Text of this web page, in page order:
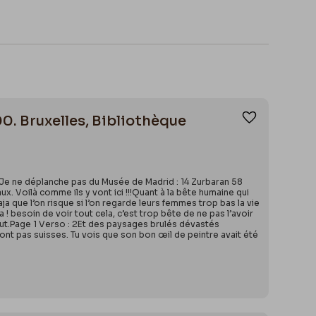
Bruxelles, Bibliothèque
ne déplanche pas du Musée de Madrid : 14 Zurbaran 58
Voilà comme ils y vont ici !!!Quant à la bête humaine qui
que l’on risque si l’on regarde leurs femmes trop bas la vie
besoin de voir tout cela, c’est trop bête de ne pas l’avoir
1 Verso : 2Et des paysages brulés dévastés
pas suisses. Tu vois que son bon œil de peintre avait été
Ajouter